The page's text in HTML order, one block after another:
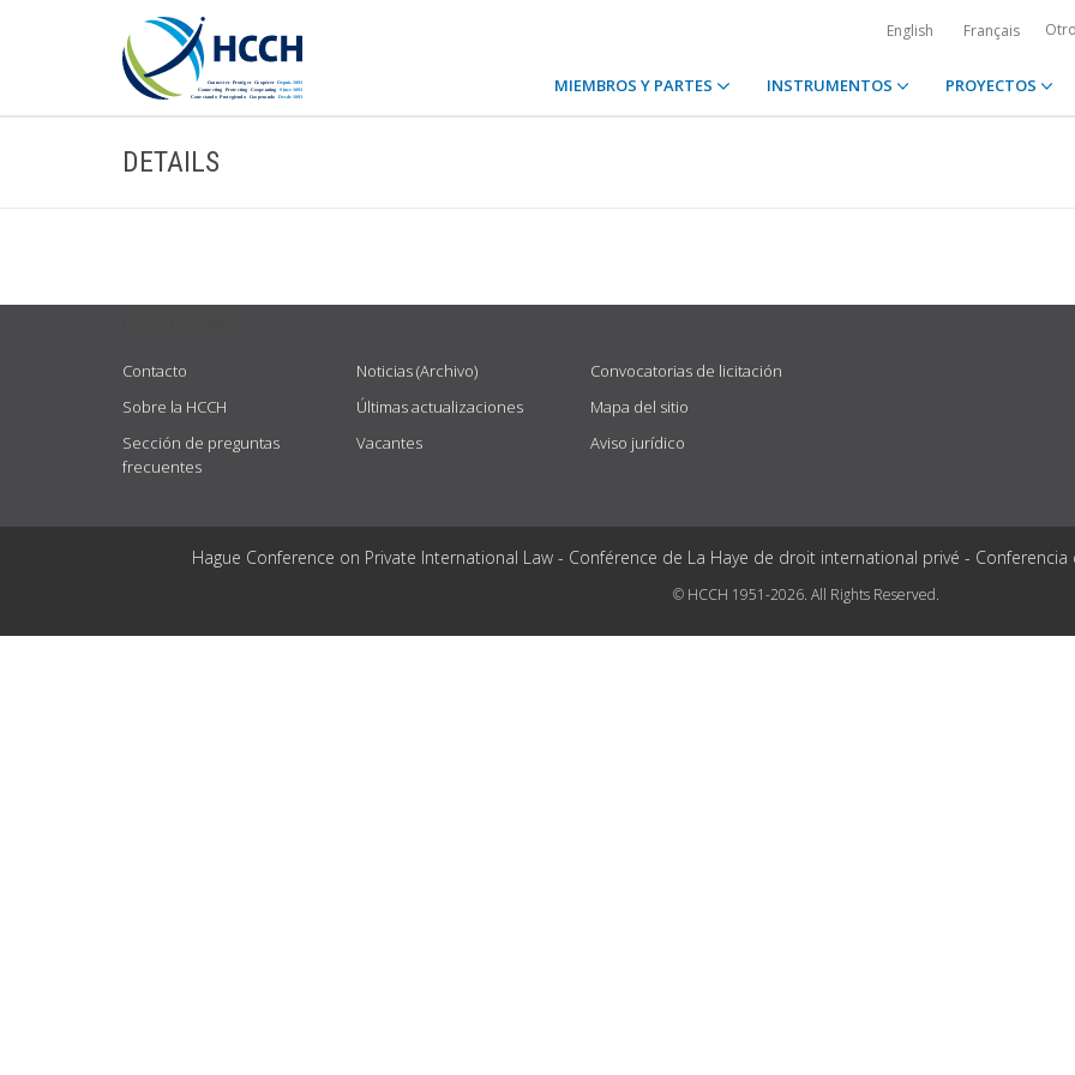
English Français
MIEMBROS Y PARTES INSTRUMENTOS PROYECTOS
DETAILS
Contacto
Sobre la HCCH
Sección de preguntas
frecuentes
Noticias (Archivo)
Últimas actualizaciones
Vacantes
Convocatorias de licitación
Mapa del sitio
Aviso jurídico
Hague Conference on Private International Law - Conférence de La Haye de droit international privé -
© HCCH 1951-2026. All Rights Reserved.